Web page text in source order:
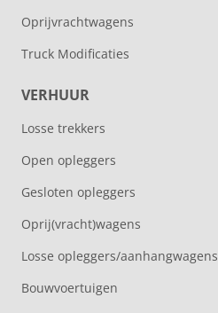
Oprijvrachtwagens
Truck Modificaties
VERHUUR
Losse trekkers
Open opleggers
Gesloten opleggers
Oprij(vracht)wagens
Losse opleggers/aanhangwagens
Bouwvoertuigen